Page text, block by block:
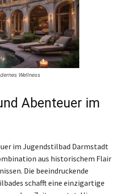
Wellness
Abenteuer im
im Jugendstilbad Darmstadt
aus historischem Flair
Die beeindruckende
schafft eine einzigartige